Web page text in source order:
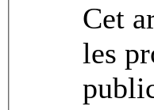
Cet
les